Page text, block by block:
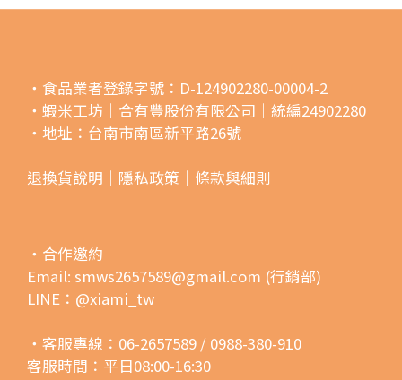
・食品業者登錄字號：D-124902280-00004-2
・蝦米工坊｜合有豐股份有限公司｜統編24902280
・地址：台南市南區新平路26號
退換貨說明｜ 隱私政策｜ 條款與細則
・合作邀約
Email: smws2657589@gmail.com (行銷部)
LINE：@xiami_tw
・客服專線：06-2657589 / 0988-380-910
客服時間：平日08:00-16:30